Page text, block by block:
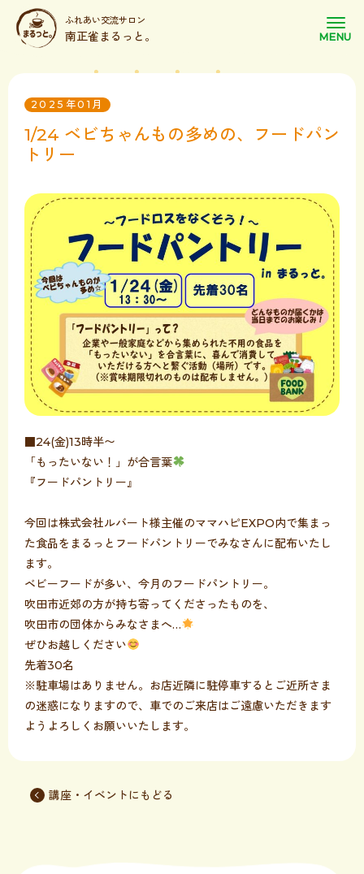
ふれあい交流サロン
南正雀まるっと。
2025年01月
1/24 ベビちゃんもの多めの、フードパン
トリー
■24(金)13時半〜
「もったいない！」が合言葉
『フードパントリー』
今回は株式会社ルバート様主催のママハピEXPO内で集まっ
た食品をまるっとフードパントリーでみなさんに配布いたし
ます。
ベビーフードが多い、今月のフードパントリー。
吹田市近郊の方が持ち寄ってくださったものを、
吹田市の団体からみなさまへ…
ぜひお越しください
先着30名
※駐車場はありません。お店近隣に駐停車するとご近所さま
の迷惑になりますので、車でのご来店はご遠慮いただきます
ようよろしくお願いいたします。
講座・イベントにもどる